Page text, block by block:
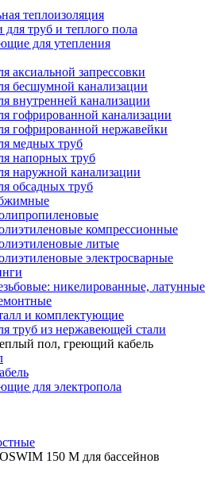
теплоизоляция
для труб и теплого пола
для утепления
аксиальной запрессовки
бесшумной канализации
внутренней канализации
гофрированной канализации
гофрированной нержавейки
медных труб
напорных труб
наружной канализации
обсадных труб
компрессионные
литые
электросварные
никелированные, латунные
и комплектующие
труб из нержавеющей стали
пол, греющий кабель
для электропола
150 M для бассейнов